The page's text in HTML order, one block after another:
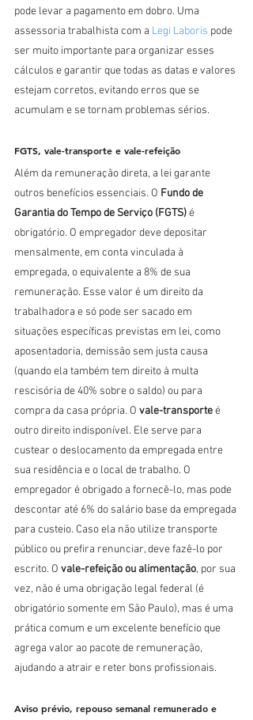
pode levar a pagamento em dobro. Uma
assessoria trabalhista com a Legi Laboris pode
ser muito importante para organizar esses
cálculos e garantir que todas as datas e valores
estejam corretos, evitando erros que se
acumulam e se tornam problemas sérios.
FGTS, vale-transporte e vale-refeição
Além da remuneração direta, a lei garante
outros benefícios essenciais. O Fundo de
Garantia do Tempo de Serviço (FGTS) é
obrigatório. O empregador deve depositar
mensalmente, em conta vinculada à
empregada, o equivalente a 8% de sua
remuneração. Esse valor é um direito da
trabalhadora e só pode ser sacado em
situações específicas previstas em lei, como
aposentadoria, demissão sem justa causa
(quando ela também tem direito à multa
rescisória de 40% sobre o saldo) ou para
compra da casa própria. O vale-transporte é
outro direito indisponível. Ele serve para
custear o deslocamento da empregada entre
sua residência e o local de trabalho. O
empregador é obrigado a fornecê-lo, mas pode
descontar até 6% do salário base da empregada
para custeio. Caso ela não utilize transporte
público ou prefira renunciar, deve fazê-lo por
escrito. O vale-refeição ou alimentação, por sua
vez, não é uma obrigação legal federal (é
obrigatório somente em São Paulo), mas é uma
prática comum e um excelente benefício que
agrega valor ao pacote de remuneração,
ajudando a atrair e reter bons profissionais.
Aviso prévio, repouso semanal remunerado e